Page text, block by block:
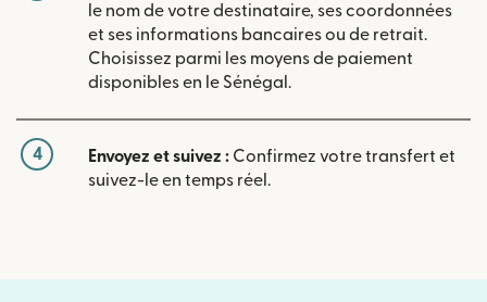
le nom de votre destinataire, ses coordonnées
et ses informations bancaires ou de retrait.
Choisissez parmi les moyens de paiement
disponibles en le Sénégal.
4 Envoyez et suivez : Confirmez votre transfert et
suivez-le en temps réel.